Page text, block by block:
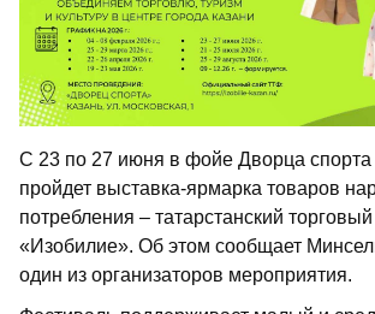
С 23 по 27 июня в фойе Дворца спорта
пройдет выставка-ярмарка товаров
потребления – татарстанский
«Изобилие». Об этом сообщает
один из организаторов мероприятия.